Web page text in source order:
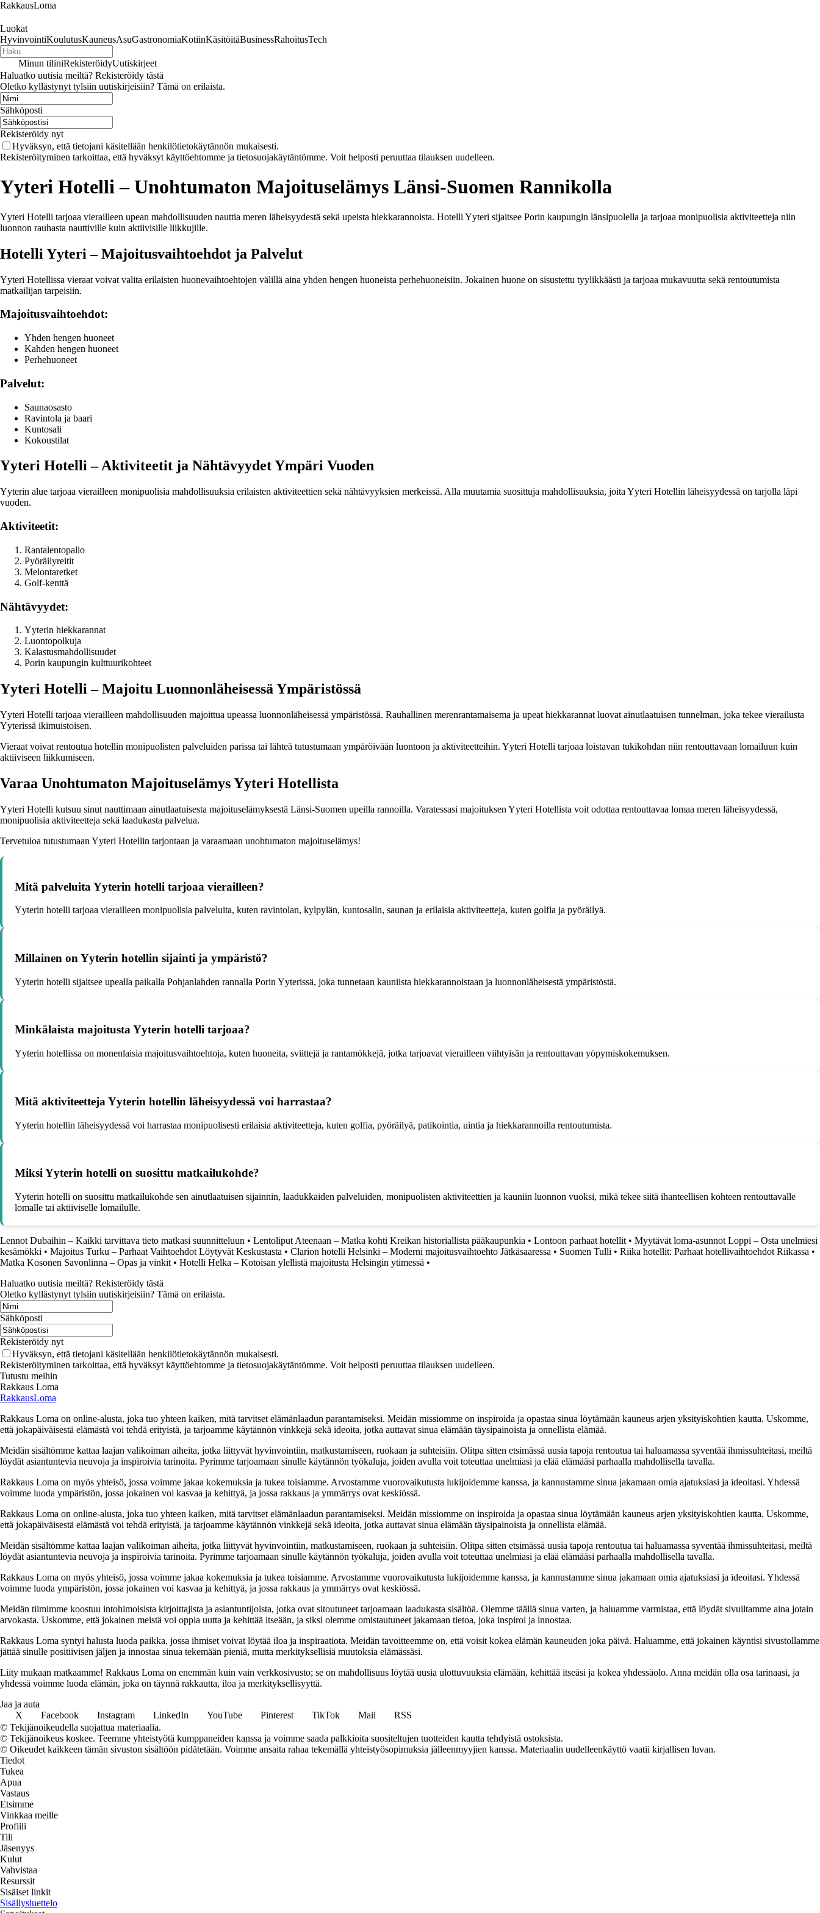
RakkausLoma
Luokat
HyvinvointiKoulutusKauneusAsuGastronomiaKotiinKäsitöitäBusinessRahoitusTech
Minun tiliniRekisteröidyUutiskirjeet
Haluatko uutisia meiltä? Rekisteröidy tästä
Oletko kyllästynyt tylsiin uutiskirjeisiin? Tämä on erilaista.
Sähköposti
Rekisteröidy nyt
Hyväksyn, että tietojani käsitellään henkilötietokäytännön mukaisesti.
Rekisteröityminen tarkoittaa, että hyväksyt käyttöehtomme ja tietosuojakäytäntömme. Voit helposti peruuttaa tilauksen uudelleen.
Yyteri Hotelli – Unohtumaton Majoituselämys Länsi-Suomen Rannikolla
Yyteri Hotelli tarjoaa vierailleen upean mahdollisuuden nauttia meren läheisyydestä sekä upeista hiekkarannoista. Hotelli Yyteri sijaitsee Porin kaupungin länsipuolella ja tarjoaa monipuolisia aktiviteetteja niin
luonnon rauhasta nauttiville kuin aktiivisille liikkujille.
Hotelli Yyteri – Majoitusvaihtoehdot ja Palvelut
Yyteri Hotellissa vieraat voivat valita erilaisten huonevaihtoehtojen välillä aina yhden hengen huoneista perhehuoneisiin. Jokainen huone on sisustettu tyylikkäästi ja tarjoaa mukavuutta sekä rentoutumista
matkailijan tarpeisiin.
Majoitusvaihtoehdot:
Yhden hengen huoneet
Kahden hengen huoneet
Perhehuoneet
Palvelut:
Saunaosasto
Ravintola ja baari
Kuntosali
Kokoustilat
Yyteri Hotelli – Aktiviteetit ja Nähtävyydet Ympäri Vuoden
Yyterin alue tarjoaa vierailleen monipuolisia mahdollisuuksia erilaisten aktiviteettien sekä nähtävyyksien merkeissä. Alla muutamia suosittuja mahdollisuuksia, joita Yyteri Hotellin läheisyydessä on tarjolla läpi
vuoden.
Aktiviteetit:
Rantalentopallo
Pyöräilyreitit
Melontaretket
Golf-kenttä
Nähtävyydet:
Yyterin hiekkarannat
Luontopolkuja
Kalastusmahdollisuudet
Porin kaupungin kulttuurikohteet
Yyteri Hotelli – Majoitu Luonnonläheisessä Ympäristössä
Yyteri Hotelli tarjoaa vierailleen mahdollisuuden majoittua upeassa luonnonläheisessä ympäristössä. Rauhallinen merenrantamaisema ja upeat hiekkarannat luovat ainutlaatuisen tunnelman, joka tekee vierailusta
Yyterissä ikimuistoisen.
Vieraat voivat rentoutua hotellin monipuolisten palveluiden parissa tai lähteä tutustumaan ympäröivään luontoon ja aktiviteetteihin. Yyteri Hotelli tarjoaa loistavan tukikohdan niin rentouttavaan lomailuun kuin
aktiiviseen liikkumiseen.
Varaa Unohtumaton Majoituselämys Yyteri Hotellista
Yyteri Hotelli kutsuu sinut nauttimaan ainutlaatuisesta majoituselämyksestä Länsi-Suomen upeilla rannoilla. Varatessasi majoituksen Yyteri Hotellista voit odottaa rentouttavaa lomaa meren läheisyydessä,
monipuolisia aktiviteetteja sekä laadukasta palvelua.
Tervetuloa tutustumaan Yyteri Hotellin tarjontaan ja varaamaan unohtumaton majoituselämys!
Mitä palveluita Yyterin hotelli tarjoaa vierailleen?
Yyterin hotelli tarjoaa vierailleen monipuolisia palveluita, kuten ravintolan, kylpylän, kuntosalin, saunan ja erilaisia aktiviteetteja, kuten golfia ja pyöräilyä.
Millainen on Yyterin hotellin sijainti ja ympäristö?
Yyterin hotelli sijaitsee upealla paikalla Pohjanlahden rannalla Porin Yyterissä, joka tunnetaan kauniista hiekkarannoistaan ja luonnonläheisestä ympäristöstä.
Minkälaista majoitusta Yyterin hotelli tarjoaa?
Yyterin hotellissa on monenlaisia majoitusvaihtoehtoja, kuten huoneita, sviittejä ja rantamökkejä, jotka tarjoavat vierailleen viihtyisän ja rentouttavan yöpymiskokemuksen.
Mitä aktiviteetteja Yyterin hotellin läheisyydessä voi harrastaa?
Yyterin hotellin läheisyydessä voi harrastaa monipuolisesti erilaisia aktiviteetteja, kuten golfia, pyöräilyä, patikointia, uintia ja hiekkarannoilla rentoutumista.
Miksi Yyterin hotelli on suosittu matkailukohde?
Yyterin hotelli on suosittu matkailukohde sen ainutlaatuisen sijainnin, laadukkaiden palveluiden, monipuolisten aktiviteettien ja kauniin luonnon vuoksi, mikä tekee siitä ihanteellisen kohteen rentouttavalle
lomalle tai aktiiviselle lomailulle.
Lennot Dubaihin – Kaikki tarvittava tieto matkasi suunnitteluun • Lentoliput Ateenaan – Matka kohti Kreikan historiallista pääkaupunkia • Lontoon parhaat hotellit • Myytävät loma-asunnot Loppi – Osta unelmiesi
kesämökki • Majoitus Turku – Parhaat Vaihtoehdot Löytyvät Keskustasta • Clarion hotelli Helsinki – Moderni majoitusvaihtoehto Jätkäsaaressa • Suomen Tulli • Riika hotellit: Parhaat hotellivaihtoehdot Riikassa •
Matka Kosonen Savonlinna – Opas ja vinkit • Hotelli Helka – Kotoisan ylellistä majoitusta Helsingin ytimessä •
Haluatko uutisia meiltä? Rekisteröidy tästä
Oletko kyllästynyt tylsiin uutiskirjeisiin? Tämä on erilaista.
Sähköposti
Rekisteröidy nyt
Hyväksyn, että tietojani käsitellään henkilötietokäytännön mukaisesti.
Rekisteröityminen tarkoittaa, että hyväksyt käyttöehtomme ja tietosuojakäytäntömme. Voit helposti peruuttaa tilauksen uudelleen.
Tutustu meihin
Rakkaus Loma
RakkausLoma
Rakkaus Loma on online-alusta, joka tuo yhteen kaiken, mitä tarvitset elämänlaadun parantamiseksi. Meidän missiomme on inspiroida ja opastaa sinua löytämään kauneus arjen yksityiskohtien kautta. Uskomme,
että jokapäiväisestä elämästä voi tehdä erityistä, ja tarjoamme käytännön vinkkejä sekä ideoita, jotka auttavat sinua elämään täysipainoista ja onnellista elämää.
Meidän sisältömme kattaa laajan valikoiman aiheita, jotka liittyvät hyvinvointiin, matkustamiseen, ruokaan ja suhteisiin. Olitpa sitten etsimässä uusia tapoja rentoutua tai haluamassa syventää ihmissuhteitasi, meiltä
löydät asiantuntevia neuvoja ja inspiroivia tarinoita. Pyrimme tarjoamaan sinulle käytännön työkaluja, joiden avulla voit toteuttaa unelmiasi ja elää elämääsi parhaalla mahdollisella tavalla.
Rakkaus Loma on myös yhteisö, jossa voimme jakaa kokemuksia ja tukea toisiamme. Arvostamme vuorovaikutusta lukijoidemme kanssa, ja kannustamme sinua jakamaan omia ajatuksiasi ja ideoitasi. Yhdessä
voimme luoda ympäristön, jossa jokainen voi kasvaa ja kehittyä, ja jossa rakkaus ja ymmärrys ovat keskiössä.
Rakkaus Loma on online-alusta, joka tuo yhteen kaiken, mitä tarvitset elämänlaadun parantamiseksi. Meidän missiomme on inspiroida ja opastaa sinua löytämään kauneus arjen yksityiskohtien kautta. Uskomme,
että jokapäiväisestä elämästä voi tehdä erityistä, ja tarjoamme käytännön vinkkejä sekä ideoita, jotka auttavat sinua elämään täysipainoista ja onnellista elämää.
Meidän sisältömme kattaa laajan valikoiman aiheita, jotka liittyvät hyvinvointiin, matkustamiseen, ruokaan ja suhteisiin. Olitpa sitten etsimässä uusia tapoja rentoutua tai haluamassa syventää ihmissuhteitasi, meiltä
löydät asiantuntevia neuvoja ja inspiroivia tarinoita. Pyrimme tarjoamaan sinulle käytännön työkaluja, joiden avulla voit toteuttaa unelmiasi ja elää elämääsi parhaalla mahdollisella tavalla.
Rakkaus Loma on myös yhteisö, jossa voimme jakaa kokemuksia ja tukea toisiamme. Arvostamme vuorovaikutusta lukijoidemme kanssa, ja kannustamme sinua jakamaan omia ajatuksiasi ja ideoitasi. Yhdessä
voimme luoda ympäristön, jossa jokainen voi kasvaa ja kehittyä, ja jossa rakkaus ja ymmärrys ovat keskiössä.
Meidän tiimimme koostuu intohimoisista kirjoittajista ja asiantuntijoista, jotka ovat sitoutuneet tarjoamaan laadukasta sisältöä. Olemme täällä sinua varten, ja haluamme varmistaa, että löydät sivuiltamme aina jotain
arvokasta. Uskomme, että jokainen meistä voi oppia uutta ja kehittää itseään, ja siksi olemme omistautuneet jakamaan tietoa, joka inspiroi ja innostaa.
Rakkaus Loma syntyi halusta luoda paikka, jossa ihmiset voivat löytää iloa ja inspiraatiota. Meidän tavoitteemme on, että voisit kokea elämän kauneuden joka päivä. Haluamme, että jokainen käyntisi sivustollamme
jättää sinulle positiivisen jäljen ja innostaa sinua tekemään pieniä, mutta merkityksellisiä muutoksia elämässäsi.
Liity mukaan matkaamme! Rakkaus Loma on enemmän kuin vain verkkosivusto; se on mahdollisuus löytää uusia ulottuvuuksia elämään, kehittää itseäsi ja kokea yhdessäolo. Anna meidän olla osa tarinaasi, ja
yhdessä voimme luoda elämän, joka on täynnä rakkautta, iloa ja merkityksellisyyttä.
Jaa ja auta
X
Facebook Instagram LinkedIn YouTube Pinterest TikTok Mail
RSS
© Tekijänoikeudella suojattua materiaalia.
© Tekijänoikeus koskee. Teemme yhteistyötä kumppaneiden kanssa ja voimme saada palkkioita suositeltujen tuotteiden kautta tehdyistä ostoksista.
© Oikeudet kaikkeen tämän sivuston sisältöön pidätetään. Voimme ansaita rahaa tekemällä yhteistyösopimuksia jälleenmyyjien kanssa. Materiaalin uudelleenkäyttö vaatii kirjallisen luvan.
Tiedot
Tukea
Apua
Vastaus
Etsimme
Vinkkaa meille
Profiili
Tili
Jäsenyys
Kulut
Vahvistaa
Resurssit
Sisäiset linkit
Sisällysluettelo